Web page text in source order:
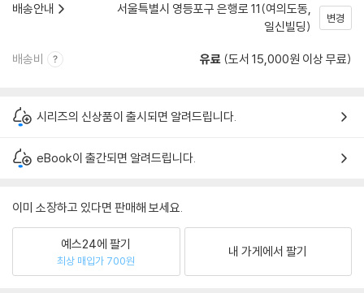
배송안내
서울특별시 영등포구 은행로 11(여의도동,
일신빌딩)
변경
배송비 유료 (도서 15,000원 이상 무료)
시리즈의 신상품이 출시되면 알려드립니다.
eBook이 출간되면 알려드립니다.
이미 소장하고 있다면 판매해 보세요.
예스24에 팔기
최상 매입가 700원
내 가게에서 팔기